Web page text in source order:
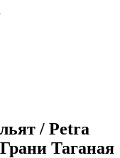
/ Petra
Таганая